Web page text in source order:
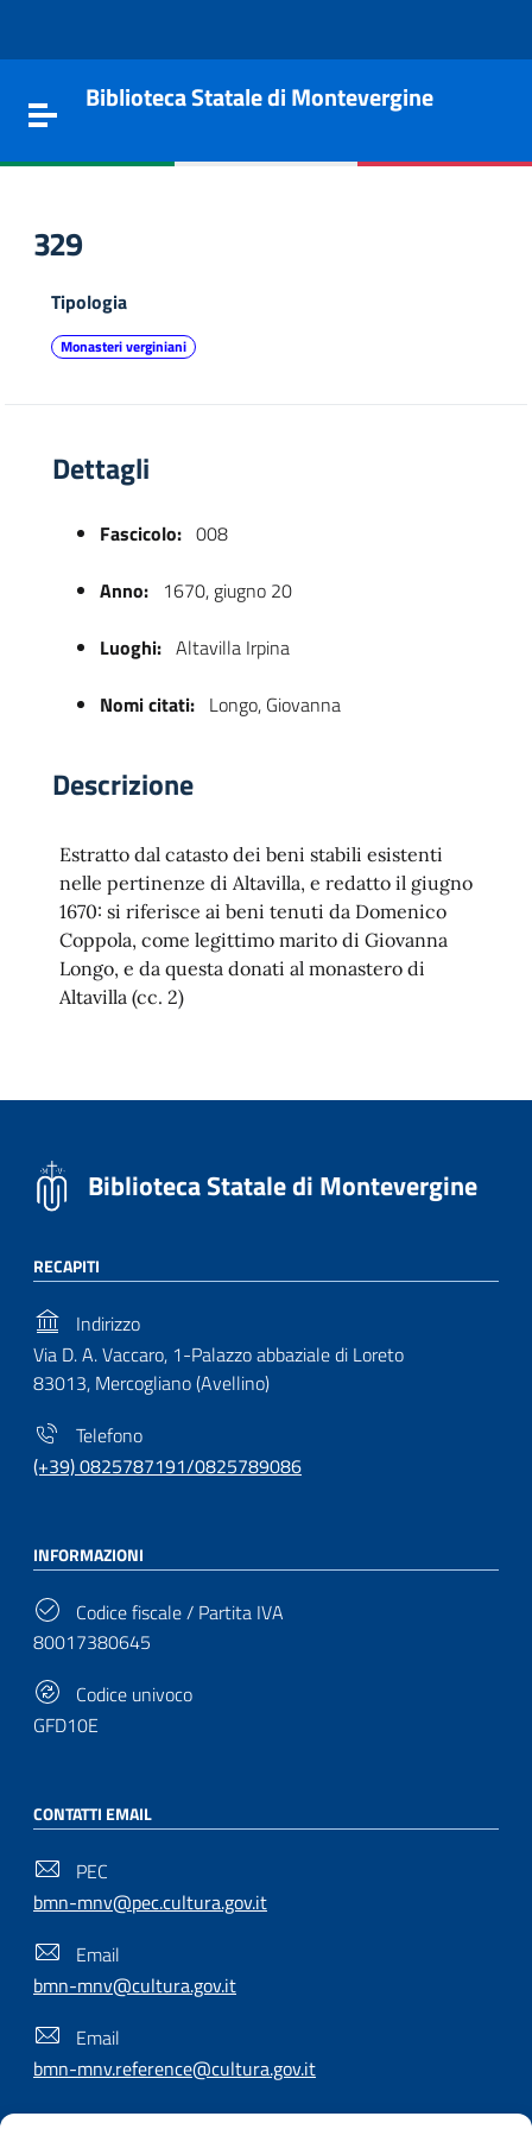
Toggle navigation
Biblioteca Statale di Montevergine
329
Tipologia
Monasteri verginiani
Dettagli
Fascicolo: 008
Anno: 1670, giugno 20
Luoghi: Altavilla Irpina
Nomi citati: Longo, Giovanna
Descrizione
Estratto dal catasto dei beni stabili esistenti
nelle pertinenze di Altavilla, e redatto il giugno
1670: si riferisce ai beni tenuti da Domenico
Coppola, come legittimo marito di Giovanna
Longo, e da questa donati al monastero di
Altavilla (cc. 2)
Biblioteca Statale di Montevergine
RECAPITI
Indirizzo
Via D. A. Vaccaro, 1-Palazzo abbaziale di Loreto
83013, Mercogliano (Avellino)
Telefono
(+39) 0825787191/0825789086
INFORMAZIONI
Codice fiscale / Partita IVA
80017380645
Codice univoco
GFD10E
CONTATTI EMAIL
PEC
bmn-mnv@pec.cultura.gov.it
Email
bmn-mnv@cultura.gov.it
Email
bmn-mnv.reference@cultura.gov.it